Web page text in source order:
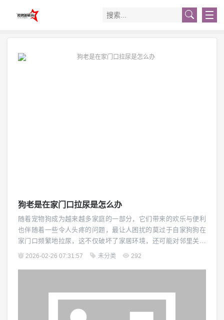
狗老是在家门口拉尿是怎么办
随着宠物狗成为越来越多家庭的一部分，它们带来的欢乐与便利
也伴随着一些令人头疼的问题，最让人困扰的莫过于自家狗狗在
家门口频繁地拉尿，这不仅破坏了家居环境，还可能对邻里关系
造成影响，面对这种情况,我们该如何妥善处理呢？（图片来源网
2026-02-26 07:31:57 未分类 292